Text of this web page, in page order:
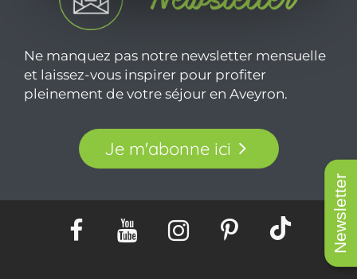
Newsletter
Ne manquez pas notre newsletter mensuelle
et laissez-vous inspirer pour profiter
pleinement de votre séjour en Aveyron.
Je m'abonne ici